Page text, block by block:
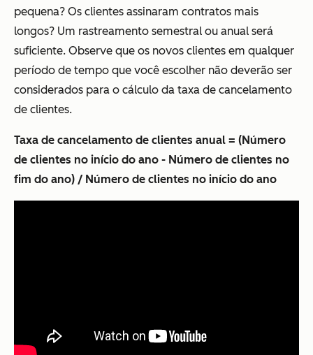
pequena? Os clientes assinaram contratos mais
longos? Um rastreamento semestral ou anual será
suficiente. Observe que os novos clientes em qualquer
período de tempo que você escolher não deverão ser
considerados para o cálculo da taxa de cancelamento
de clientes.
Taxa de cancelamento de clientes anual = (Número
de clientes no início do ano - Número de clientes no
fim do ano) / Número de clientes no início do ano